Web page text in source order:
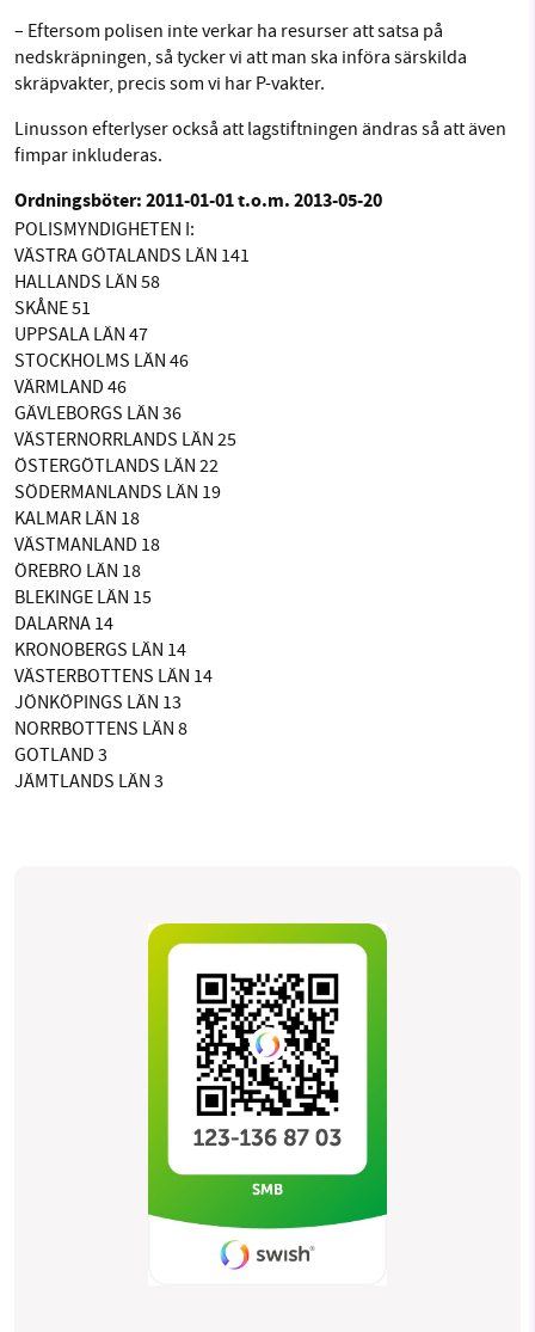
– Eftersom polisen inte verkar ha resurser att satsa på
nedskräpningen, så tycker vi att man ska införa särskilda
skräpvakter, precis som vi har P-vakter.
Linusson efterlyser också att lagstiftningen ändras så att även
fimpar inkluderas.
Ordningsböter: 2011-01-01 t.o.m. 2013-05-20
POLISMYNDIGHETEN I:
VÄSTRA GÖTALANDS LÄN 141
HALLANDS LÄN 58
SKÅNE 51
UPPSALA LÄN 47
STOCKHOLMS LÄN 46
VÄRMLAND 46
GÄVLEBORGS LÄN 36
VÄSTERNORRLANDS LÄN 25
ÖSTERGÖTLANDS LÄN 22
SÖDERMANLANDS LÄN 19
KALMAR LÄN 18
VÄSTMANLAND 18
ÖREBRO LÄN 18
BLEKINGE LÄN 15
DALARNA 14
KRONOBERGS LÄN 14
VÄSTERBOTTENS LÄN 14
JÖNKÖPINGS LÄN 13
NORRBOTTENS LÄN 8
GOTLAND 3
JÄMTLANDS LÄN 3
Läs vad vi vill göra